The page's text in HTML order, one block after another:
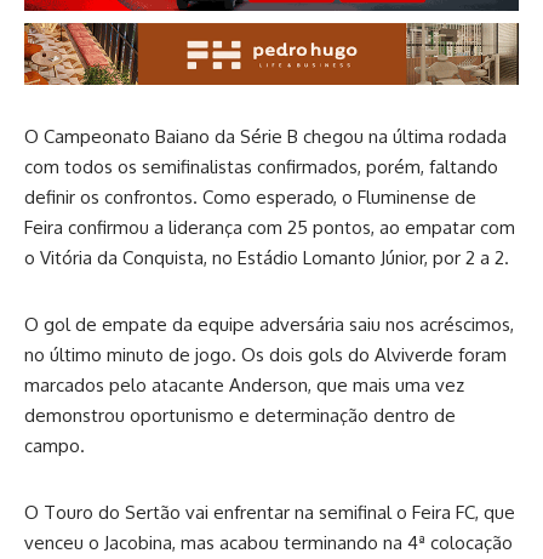
O Campeonato Baiano da Série B chegou na última rodada
com todos os semifinalistas confirmados, porém, faltando
definir os confrontos. Como esperado, o Fluminense de
Feira confirmou a liderança com 25 pontos, ao empatar com
o Vitória da Conquista, no Estádio Lomanto Júnior, por 2 a 2.
O gol de empate da equipe adversária saiu nos acréscimos,
no último minuto de jogo. Os dois gols do Alviverde foram
marcados pelo atacante Anderson, que mais uma vez
demonstrou oportunismo e determinação dentro de
campo.
O Touro do Sertão vai enfrentar na semifinal o Feira FC, que
venceu o Jacobina, mas acabou terminando na 4ª colocação